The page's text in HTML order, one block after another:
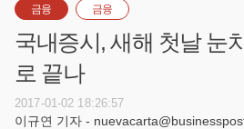
금융 금융
국내증시, 새해 첫날 눈
로 끝나
2017-01-02 18:26:57
이규연 기자 -